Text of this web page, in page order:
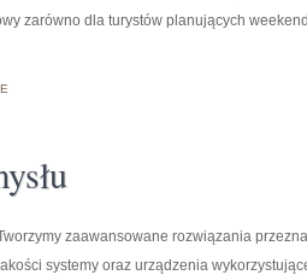
zarówno dla turystów planujących
zaawansowane rozwiązania
systemy oraz urządzenia